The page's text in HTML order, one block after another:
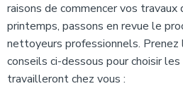
raisons de commencer vos
printemps, passons en revue le
nettoyeurs professionnels. Prenez
conseils ci-dessous pour choisir
travailleront chez vous :